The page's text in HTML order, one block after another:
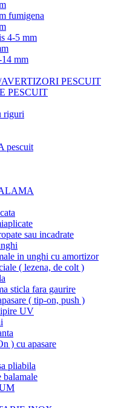
fumigena
4-5 mm
mm
PESCUIT
PESCUIT
riguri
pescuit
sau incadrate
in unghi cu amortizor
( lezena, de colt )
sticla fara gaurire
( tip-on, push )
UV
) cu apasare
pliabila
balamale